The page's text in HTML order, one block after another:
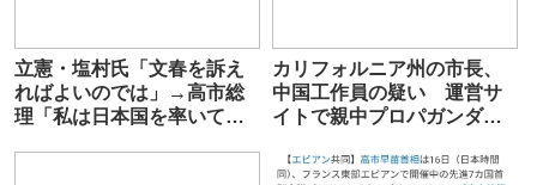
立憲・塩村氏「文春を訴え
ればよいのでは」→高市総
理「私は日本国を率いてい
カリフォルニア州の市長、
中国工作員の疑い 運営サ
イトで親中プロパガンダ